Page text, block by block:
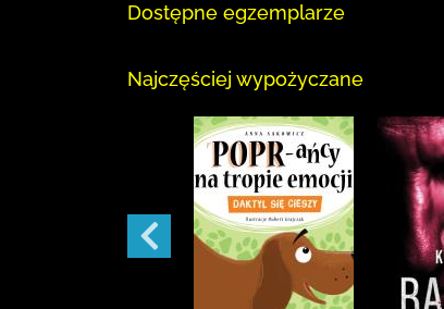
Dostępne egzemplarze
Najczęściej wypożyczane